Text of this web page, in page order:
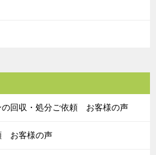
の回収・処分ご依頼 お客様の声
お客様の声